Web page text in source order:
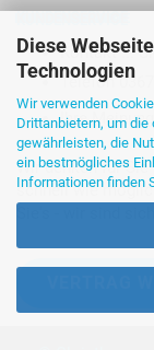
Diese
Technologien
Wir verwenden
Drittanbietern, um
gewährleisten, die
ein bestmögliches
Informationen finden
Kontakt ...
Telefon
Ihre
Wir denken für Sie
schnell wie
Sie's - wir sind
VERTRAG